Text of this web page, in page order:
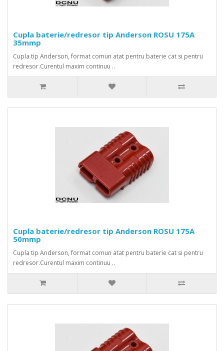
Cupla baterie/redresor tip Anderson ROSU 175A
35mmp
Cupla tip Anderson, format comun atat pentru baterie cat si pentru
redresor.Curentul maxim continuu ..
Cupla baterie/redresor tip Anderson ROSU 175A
50mmp
Cupla tip Anderson, format comun atat pentru baterie cat si pentru
redresor.Curentul maxim continuu ..